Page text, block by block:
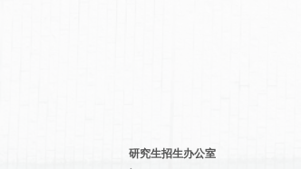
研究生招生办公室